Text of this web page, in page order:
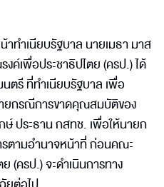
ทำเนียบรัฐบาล นายเมธา มาส
ค์เพื่อประชาธิปไตย (ครป.) ได้
ตรี ที่ทำเนียบรัฐบาล เพื่อ
ายกรณีการขาดคุณสมบัติของ
ระธาน กสทช. เพื่อให้นายก
รตามอำนาจหน้าที่ ก่อนคณะ
(ครป.) จะดำเนินการทาง